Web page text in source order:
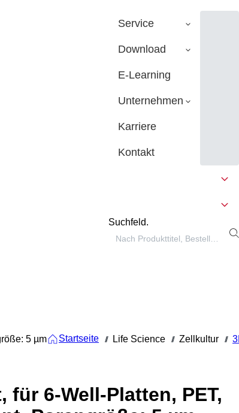
Service
Download
E-Learning
Unternehmen
Karriere
Kontakt
Suchfeld.
5 µm Startseite /// Life Science /// Zellkultur ///
für 6-Well-Platten, PET,